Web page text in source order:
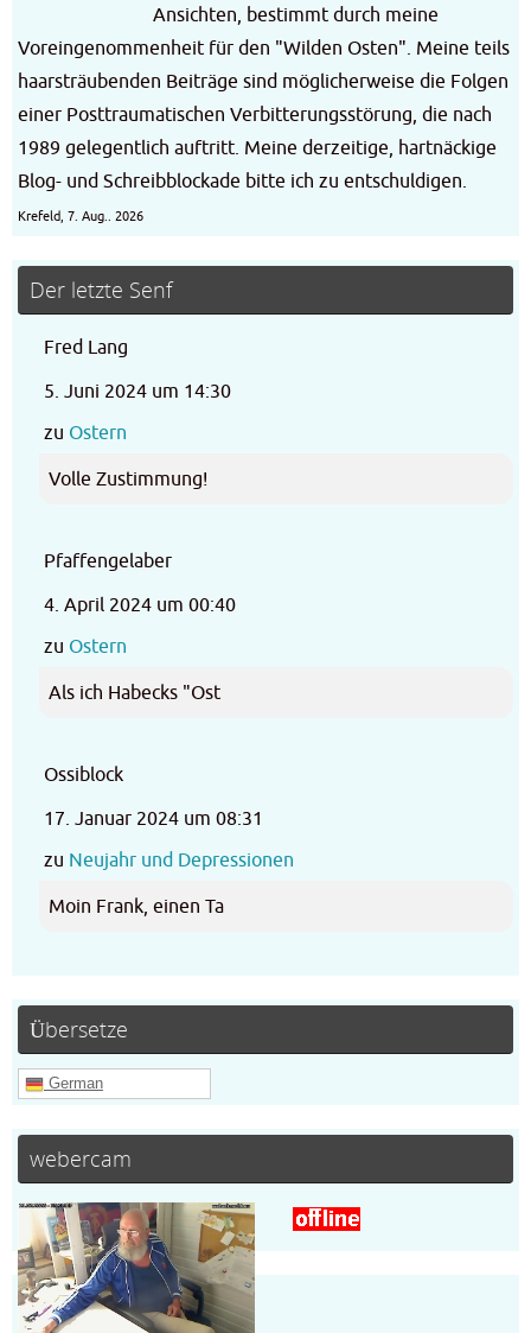
Ansichten, bestimmt durch meine
Voreingenommenheit für den "Wilden Osten". Meine teils
haarsträubenden Beiträge sind möglicherweise die Folgen
einer Posttraumatischen Verbitterungsstörung, die nach
1989 gelegentlich auftritt. Meine derzeitige, hartnäckige
Blog- und Schreibblockade bitte ich zu entschuldigen.
Krefeld, 7. Aug.. 2026
Der letzte Senf
Fred Lang
5. Juni 2024 um 14:30
zu Ostern
Volle Zustimmung!
Pfaffengelaber
4. April 2024 um 00:40
zu Ostern
Als ich Habecks "Ost
Ossiblock
17. Januar 2024 um 08:31
zu Neujahr und Depressionen
Moin Frank, einen Ta
Übersetze
German
webercam